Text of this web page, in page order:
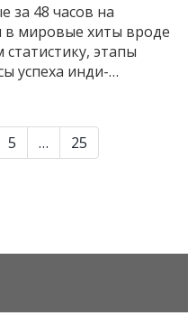
за 48 часов на
мировые хиты вроде
этапы
успеха инди-
5 … 25